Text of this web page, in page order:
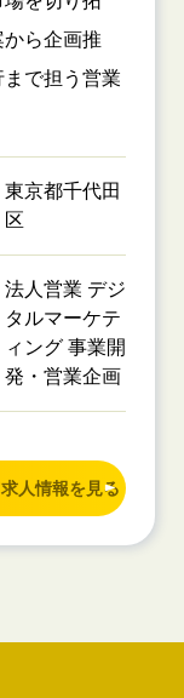
から企画推
で担う営業
東京都千代田
区
法人営業 デジ
タルマーケテ
ィング 事業開
発・営業企画
人情報を見る